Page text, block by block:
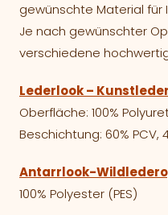
gewünschte Material für
Je nach gewünschter
verschiedene
Lederlook – Kunstleder
Oberfläche: 100%
Beschichtung: 60% PCV,
Antarrlook-
100% Polyester (PES)